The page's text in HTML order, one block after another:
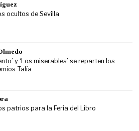
ocultos de Sevilla
y ‘Los miserables’ se reparten los
Talía
patrios para la Feria del Libro